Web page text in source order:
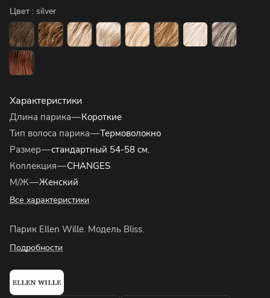
Цвет : silver
Характеристики
Длина парика—Короткие
Тип волоса парика—Термоволокно
Размер—стандартный 54-58 см.
Коллекция—CHANGES
М/Ж—Женский
Все характеристики
Парик Ellen Wille. Модель Bliss.
Подробности